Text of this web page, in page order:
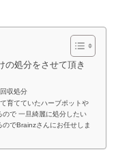
の処分をさせて頂き
収処分
育てていたハーブポットや
ので 一旦綺麗に処分したい
でBrainzさんにお任せしま